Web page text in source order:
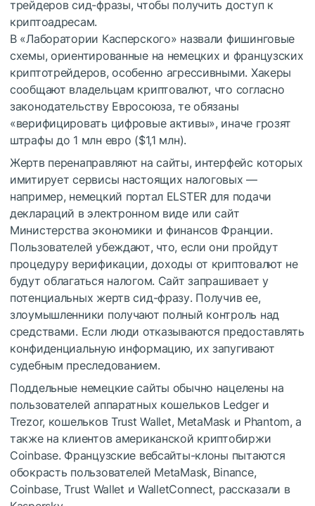
трейдеров сид-фразы, чтобы получить доступ к
криптоадресам.
В «Лаборатории Касперского» назвали фишинговые
схемы, ориентированные на немецких и французских
криптотрейдеров, особенно агрессивными. Хакеры
сообщают владельцам криптовалют, что согласно
законодательству Евросоюза, те обязаны
«верифицировать цифровые активы», иначе грозят
штрафы до 1 млн евро ($1,1 млн).
Жертв перенаправляют на сайты, интерфейс которых
имитирует сервисы настоящих налоговых —
например, немецкий портал ELSTER для подачи
деклараций в электронном виде или сайт
Министерства экономики и финансов Франции.
Пользователей убеждают, что, если они пройдут
процедуру верификации, доходы от криптовалют не
будут облагаться налогом. Сайт запрашивает у
потенциальных жертв сид-фразу. Получив ее,
злоумышленники получают полный контроль над
средствами. Если люди отказываются предоставлять
конфиденциальную информацию, их запугивают
судебным преследованием.
Поддельные немецкие сайты обычно нацелены на
пользователей аппаратных кошельков Ledger и
Trezor, кошельков Trust Wallet, MetaMask и Phantom, а
также на клиентов американской криптобиржи
Coinbase. Французские вебсайты-клоны пытаются
обокрасть пользователей MetaMask, Binance,
Coinbase, Trust Wallet и WalletConnect, рассказали в